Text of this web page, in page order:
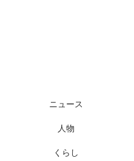
ニュース
人物
くらし